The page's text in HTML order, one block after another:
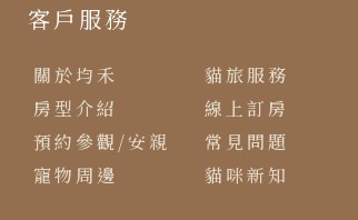
客戶服務
關於均禾
貓旅服務
房型介紹
線上訂房
預約參觀/安親
常見問題
寵物周邊
貓咪新知